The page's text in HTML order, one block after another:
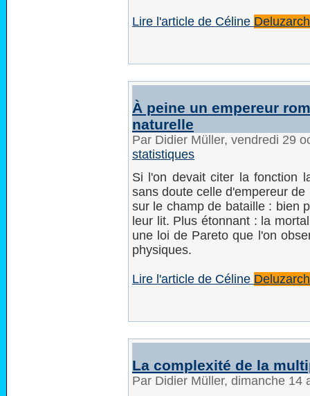
Lire l'article de Céline
À peine un empereur
naturelle
Par Didier Müller, vendredi 29
statistiques
Si l'on devait citer la fonction
sans doute celle d'empereur
sur le champ de bataille : bien
leur lit. Plus étonnant : la
une loi de Pareto que l'on
physiques.
Lire l'article de Céline
La complexité de la
Par Didier Müller, dimanche 14